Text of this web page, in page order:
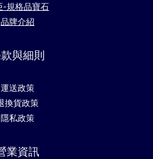
-規格品寶石
品牌介紹
與細則
運送政策
換貨政策
隱私政策
業資訊